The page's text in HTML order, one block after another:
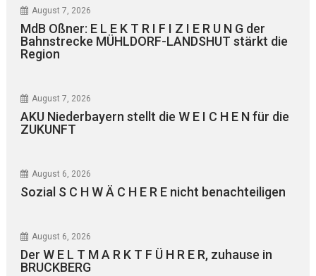
August 7, 2026
MdB Oßner: E L E K T R I F I Z I E R U N G der
Bahnstrecke MÜHLDORF-LANDSHUT stärkt die
Region
August 7, 2026
AKU Niederbayern stellt die W E I C H E N für die
ZUKUNFT
August 6, 2026
Sozial S C H W Ä C H E R E nicht benachteiligen
August 6, 2026
Der W E L T M A R K T F Ü H R E R, zuhause in
BRUCKBERG